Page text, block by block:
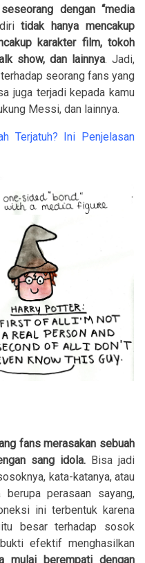
dengan “media
tidak hanya mencakup
karakter film, tokoh
show, dan lainnya. Jadi,
seorang fans yang
juga terjadi kepada kamu
Messi, dan lainnya.
Terjatuh? Ini Penjelasan
fans merasakan sebuah
sang idola. Bisa jadi
kata-katanya, atau
perasaan sayang,
ini terbentuk karena
besar terhadap sosok
efektif menghasilkan
mulai berempati dengan